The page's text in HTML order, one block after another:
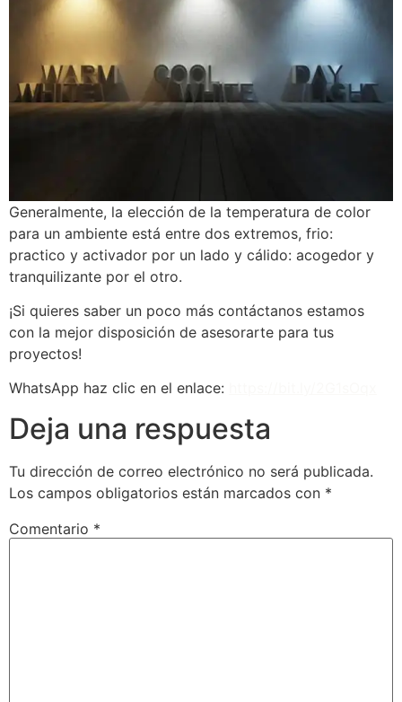
Generalmente, la elección de la temperatura de color
para un ambiente está entre dos extremos, frio:
practico y activador por un lado y cálido: acogedor y
tranquilizante por el otro.
¡Si quieres saber un poco más contáctanos estamos
con la mejor disposición de asesorarte para tus
proyectos!
WhatsApp haz clic en el enlace:
Deja una respuesta
Tu dirección de correo electrónico no será publicada.
Los campos obligatorios están marcados con *
Comentario *